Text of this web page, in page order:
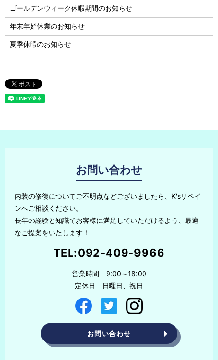
ゴールデンウィーク休暇期間のお知らせ
年末年始休業のお知らせ
夏季休暇のお知らせ
お問い合わせ
内装の修復についてご不明点などございましたら、K'sリペイ
ンへご相談ください。
長年の経験と知識でお客様に満足していただけるよう、最適
なご提案をいたします！
TEL:092-409-9966
営業時間 9:00～18:00
定休日 日曜日、祝日
お問い合わせ